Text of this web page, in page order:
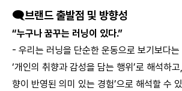
🗨️브랜드 출발점 및 방향성
“누구나 꿈꾸는 러닝이 있다.”
- 우리는 러닝을 단순한 운동으로 보기보다는
‘개인의 취향과 감성을 담는 행위’로 해석하
향이 반영된 의미 있는 경험’으로 해석할 수